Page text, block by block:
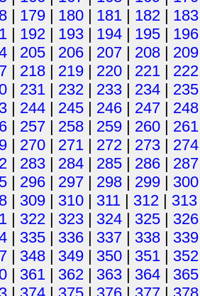
| 179 | 180 | 181 | 182 | 183
| 192 | 193 | 194 | 195 | 196
| 205 | 206 | 207 | 208 | 209
| 218 | 219 | 220 | 221 | 222
| 231 | 232 | 233 | 234 | 235
| 244 | 245 | 246 | 247 | 248
| 257 | 258 | 259 | 260 | 261
| 270 | 271 | 272 | 273 | 274
| 283 | 284 | 285 | 286 | 287
| 296 | 297 | 298 | 299 | 300
| 309 | 310 | 311 | 312 | 313
| 322 | 323 | 324 | 325 | 326
| 335 | 336 | 337 | 338 | 339
| 348 | 349 | 350 | 351 | 352
| 361 | 362 | 363 | 364 | 365